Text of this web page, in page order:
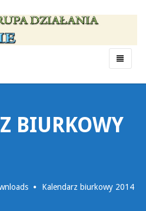
BIURKOWY
Kalendarz biurkowy 2014